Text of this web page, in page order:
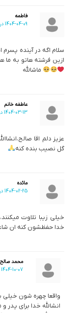
فاطمه
1404-04-09 در 10:44
سلام اگه در آینده پسرم
ازین فرشته هاتو به
ماشالله
عاطفه خانم
1404-03-13 در 01:18
عزیز دلم اقا
گل نصیب بنده کنه
مائده
1404-02-25 در 16:03
خیلی زیبا تلاوت
خدا حفظشون کنه ان
محمد صالح
1404-10-07 در 19:09
واقعا چهره شون خیلی
انشالله خدا برای پدر